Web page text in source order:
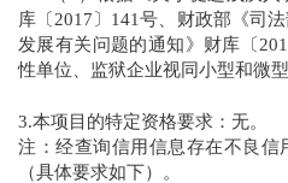
库〔2017〕141号、财政部《司
发展有关问题的通知》财库〔
性单位、监狱企业视同小型和微型
3.本项目的特定资格要求：无。
注：经查询信用信息存在不良信
（具体要求如下）。